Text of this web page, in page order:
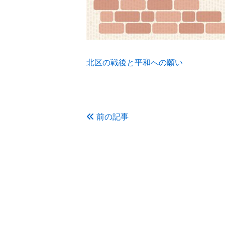
北区の戦後と平和への願い
前の記事